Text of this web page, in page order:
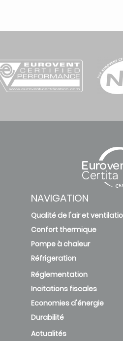
Qualité de l'air et ventilation
Confort thermique
Pompe à chaleur
Réfrigeration
Réglementation
Incitations fiscales
Economies d'énergie
Durabilité
Actualités
Evènements